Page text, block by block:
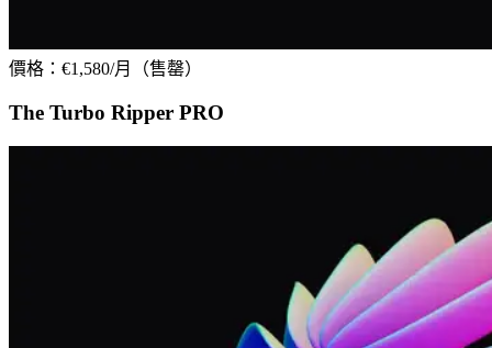
價格：€1,580/月（售罄）
The Turbo Ripper PRO